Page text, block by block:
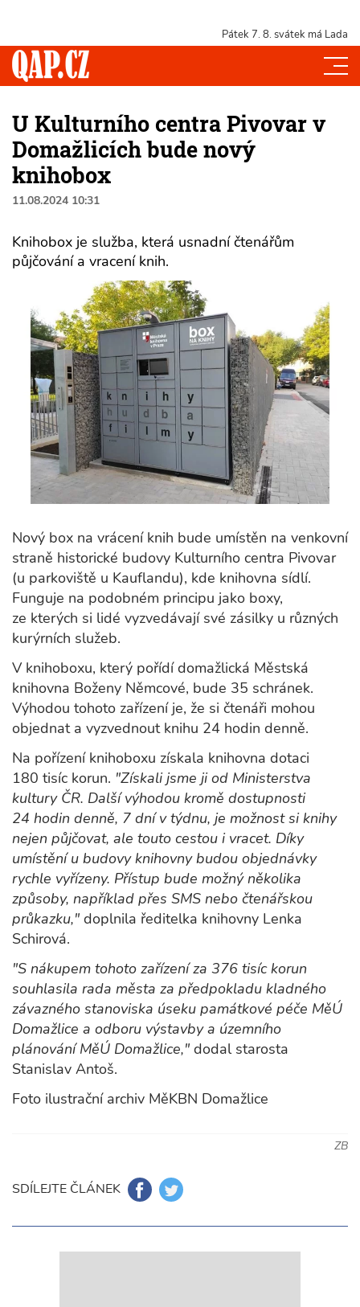
Pátek 7. 8. svátek má Lada
U Kulturního centra Pivovar v
Domažlicích bude nový
knihobox
11.08.2024 10:31
Knihobox je služba, která usnadní čtenářům
půjčování a vracení knih.
Nový box na vrácení knih bude umístěn na venkovní
straně historické budovy Kulturního centra Pivovar
(u parkoviště u Kauflandu), kde knihovna sídlí.
Funguje na podobném principu jako boxy,
ze kterých si lidé vyzvedávají své zásilky u různých
kurýrních služeb.
V knihoboxu, který pořídí domažlická Městská
knihovna Boženy Němcové, bude 35 schránek.
Výhodou tohoto zařízení je, že si čtenáři mohou
objednat a vyzvednout knihu 24 hodin denně.
Na pořízení knihoboxu získala knihovna dotaci
180 tisíc korun. "Získali jsme ji od Ministerstva
kultury ČR. Další výhodou kromě dostupnosti
24 hodin denně, 7 dní v týdnu, je možnost si knihy
nejen půjčovat, ale touto cestou i vracet. Díky
umístění u budovy knihovny budou objednávky
rychle vyřízeny. Přístup bude možný několika
způsoby, například přes SMS nebo čtenářskou
průkazku," doplnila ředitelka knihovny Lenka
Schirová.
"S nákupem tohoto zařízení za 376 tisíc korun
souhlasila rada města za předpokladu kladného
závazného stanoviska úseku památkové péče MěÚ
Domažlice a odboru výstavby a územního
plánování MěÚ Domažlice," dodal starosta
Stanislav Antoš.
Foto ilustrační archiv MěKBN Domažlice
ZB
SDÍLEJTE ČLÁNEK